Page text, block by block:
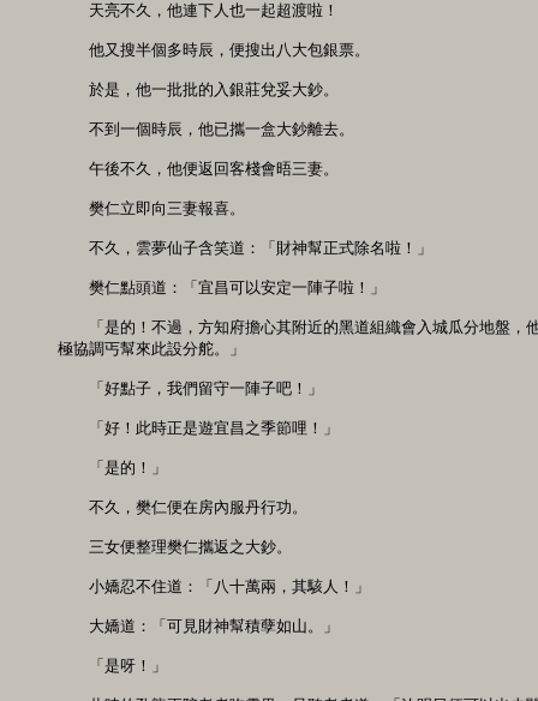
天亮不久，他連下人也一起超渡啦！
他又搜半個多時辰，便搜出八大包銀票。
於是，他一批批的入銀莊兌妥大鈔。
不到一個時辰，他已攜一盒大鈔離去。
午後不久，他便返回客棧會晤三妻。
樊仁立即向三妻報喜。
不久，雲夢仙子含笑道：「財神幫正式除名啦！」
樊仁點頭道：「宜昌可以安定一陣子啦！」
「是的！不過，方知府擔心其附近的黑道組織會入城瓜分地盤，
極協調丐幫來此設分舵。」
「好點子，我們留守一陣子吧！」
「好！此時正是遊宜昌之季節哩！」
「是的！」
不久，樊仁便在房內服丹行功。
三女便整理樊仁攜返之大鈔。
小嬌忍不住道：「八十萬兩，其駭人！」
大嬌道：「可見財神幫積孽如山。」
「是呀！」